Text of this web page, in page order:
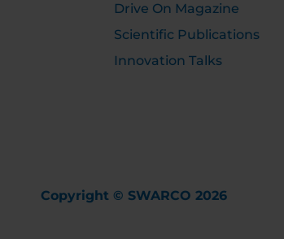
Drive On Magazine
Scientific Publications
Innovation Talks
Copyright © SWARCO 2026